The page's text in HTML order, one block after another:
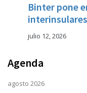
Binter pone
julio 12, 2026
Agenda
agosto 2026